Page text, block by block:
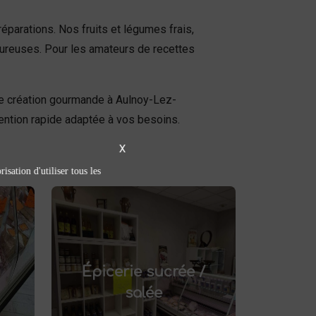
Nos fruits et légumes frais,
Pour les amateurs de recettes
création gourmande à Aulnoy-Lez-
rapide adaptée à vos besoins.
Épicerie sucrée /
salée
Épicerie sucrée /
salée
Découvrez notre
épicerie sucrée
et salée à Saint-Saulve
Confitures artisanales,
conserves maison, plats
préparés et bien d'autres
X
d'utiliser tous les